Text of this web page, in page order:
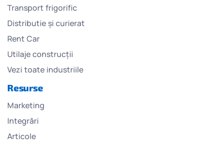
Transport frigorific
Distributie și curierat
Rent Car
Utilaje construcții
Vezi toate industriile
Resurse
Marketing
Integrări
Articole